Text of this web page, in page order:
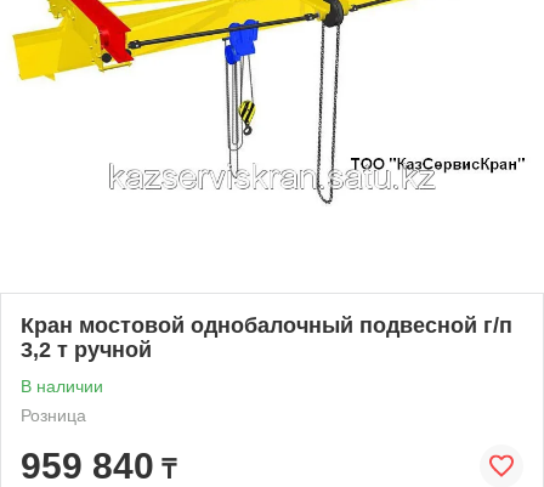
Кран мостовой однобалочный подвесной г/п
3,2 т ручной
В наличии
Розница
959 840 ₸